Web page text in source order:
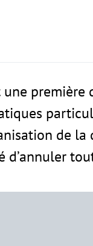
une
de
d’annuler